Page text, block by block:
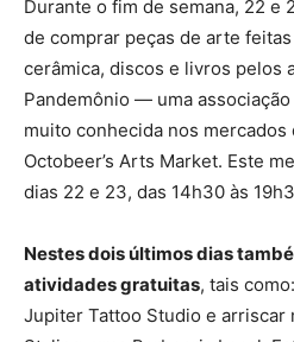
Durante o fim de semana, 22 e
de comprar peças de arte
cerâmica, discos e livros pelos
Pandemônio — uma
muito conhecida nos mercados
Octobeer’s Arts Market. Este
dias 22 e 23, das 14h30 às
Nestes dois últimos dias
atividades gratuitas, tais
Jupiter Tattoo Studio e arriscar